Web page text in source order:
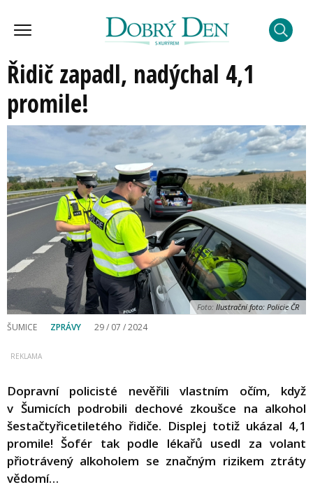
Řidič zapadl, nadýchal 4,1
promile!
Foto: Ilustrační foto: Policie ČR
ŠUMICE ZPRÁVY 29 / 07 / 2024
Dopravní policisté nevěřili vlastním očím, když
v Šumicích podrobili dechové zkoušce na alkohol
šestačtyřicetiletého řidiče. Displej totiž ukázal 4,1
promile! Šofér tak podle lékařů usedl za volant
přiotrávený alkoholem se značným rizikem ztráty
vědomí…